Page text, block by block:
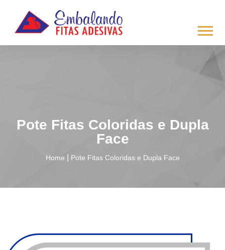
Pote Fitas Coloridas e Dupla
Face
Home Pote Fitas Coloridas e Dupla Face